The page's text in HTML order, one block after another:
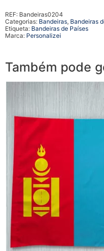
REF: Bandeiras0204
Categorias: Bandeiras, Bandeiras
Etiqueta: Bandeiras de Países
Marca: Personalizei
Também pode